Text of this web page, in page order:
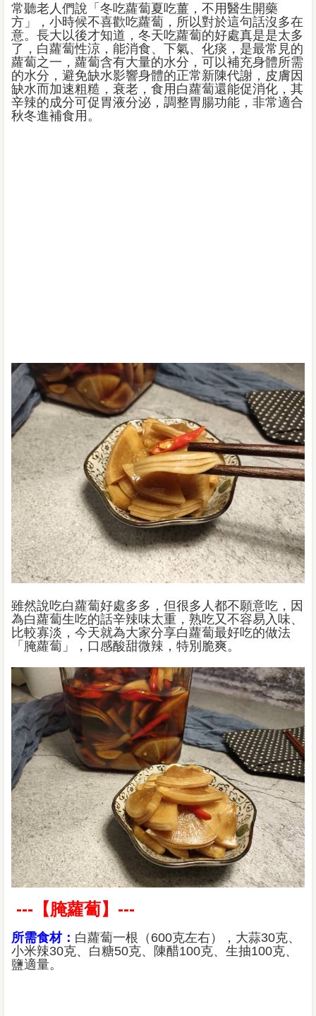
常聽老人們說「冬吃蘿蔔夏吃薑，不用醫生開藥
方」，小時候不喜歡吃蘿蔔，所以對於這句話沒多在
意。長大以後才知道，冬天吃蘿蔔的好處真是是太多
了，白蘿蔔性涼，能消食、下氣、化痰，是最常見的
蘿蔔之一，蘿蔔含有大量的水分，可以補充身體所需
的水分，避免缺水影響身體的正常新陳代謝，皮膚因
缺水而加速粗糙，衰老，食用白蘿蔔還能促消化，其
辛辣的成分可促胃液分泌，調整胃腸功能，非常適合
秋冬進補食用。
雖然說吃白蘿蔔好處多多，但很多人都不願意吃，因
為白蘿蔔生吃的話辛辣味太重，熟吃又不容易入味、
比較寡淡，今天就為大家分享白蘿蔔最好吃的做法
「腌蘿蔔」，口感酸甜微辣，特別脆爽。
---【腌蘿蔔】---
所需食材： 白蘿蔔一根（600克左右），大蒜30克、
小米辣30克、白糖50克、陳醋100克、生抽100克、
鹽適量。